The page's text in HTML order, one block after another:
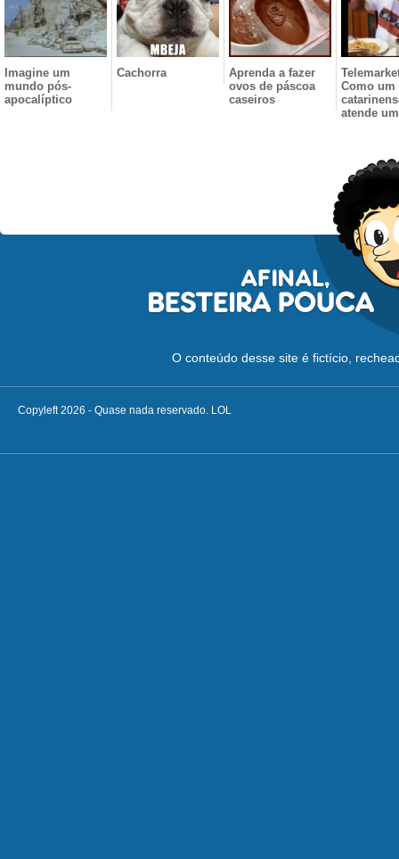
Imagine um
mundo pós-
apocalíptico
Cachorra
Aprenda a fazer
ovos de páscoa
caseiros
Como um
atende
O conteúdo desse site é fictício,
Copyleft 2026 - Quase nada reservado. LOL